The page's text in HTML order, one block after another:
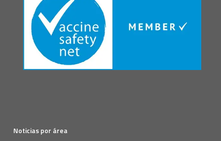
Noticias por área